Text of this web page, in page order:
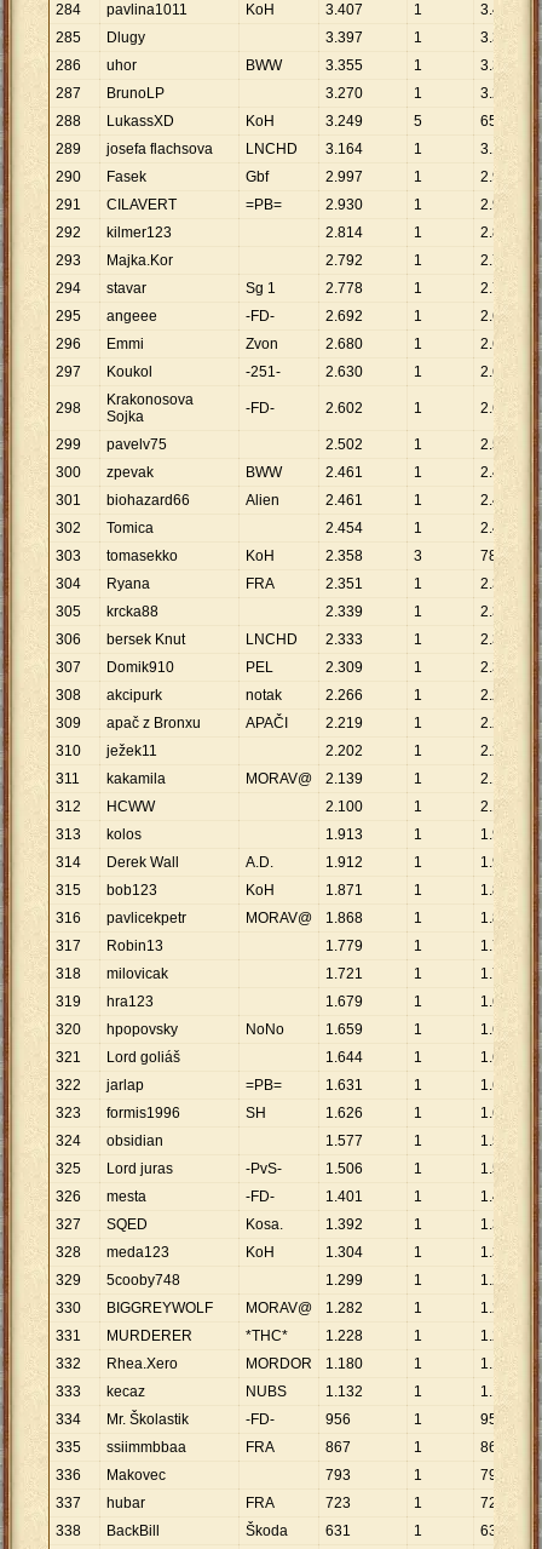
284
pavlina1011 KoH 3.407 1 3.407
285
Dlugy 3.397 1 3.397
286
uhor BWW 3.355 1 3.355
287
BrunoLP 3.270 1 3.270
288
LukassXD KoH 3.249 5
650
289
josefa flachsova LNCHD 3.164 1 3. 164
290
Fasek Gbf 2.997 1 2.997
291
CILAVERT =PB= 2.930 1 2.930
292
kilmer123 2.814 1 2.814
293
Majka.Kor 2.792 1 2.792
294
stavar Sg 1 2.778 1 2.778
295
angeee -FD- 2.692 1 2.692
296
Emmi Zvon 2.680 1 2.680
297
Koukol -251- 2.630 1 2.630
298
Krakonosova
Sojka
-FD- 2.602 1 2.602
299 pavelv75 2.502 1 2.502
300
zpevak BWW 2.461 1 2.461
301
biohazard66 Alien 2.461 1 2.461
302
Tomica 2.454 1 2.454
303
tomasekko KoH 2.358 3
786
304
Ryana FRA 2.351 1 2.351
305
krcka88 2.339 1 2.339
306
bersek Knut LNCHD 2.333 1 2.333
307
Domik910 PEL 2.309 1 2.309
308
akcipurk notak 2.266 1 2.266
309
apač z Bronxu APAČI 2.219 1 2.219
310
ježek11 2.202 1 2.202
311
kakamila MORAV@ 2.139 1 2.
312
HCWW 2.100 1 2. 100
313
kolos 1.913 1 1.913
314
Derek Wall A.D. 1.912 1 1.912
315
bob123 KoH 1.871 1 1.871
316
pavlicekpetr MORAV@ 1.868 1 1.868
317
Robin13 1.779 1 1.779
318
milovicak 1.721 1 1.721
319
hra123 1.679 1 1.679
320
hpopovsky NoNo 1.659 1 1.659
321
Lord goliáš 1.644 1 1.644
322
jarlap =PB= 1.631 1 1.631
323
formis1996 SH 1.626 1 1.626
324
obsidian 1.577 1 1.577
325
Lord juras -PvS- 1.506 1 1.506
326
mesta -FD- 1.401 1 1.401
327
SQED Kosa. 1.392 1 1.392
328
meda123 KoH 1.304 1 1.304
329
5cooby748 1.299 1 1.299
330
BIGGREYWOLF MORAV@ 1.282 1 1.282
331
MURDERER *THC* 1.228 1 1.228
332
Rhea.Xero MORDOR 1.180 1 1.180
333
kecaz NUBS 1.132 1 1. 132
334
Mr. Školastik -FD- 956 1
956
335
ssiimmbbaa FRA 867 1
867
336
Makovec 793 1
793
337
hubar FRA 723 1
723
338
BackBill Škoda 631 1 631